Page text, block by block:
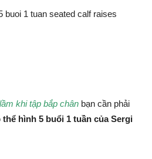
khi tập bắp chân bạn cần phải
thể hình 5 buổi 1 tuần của Sergi